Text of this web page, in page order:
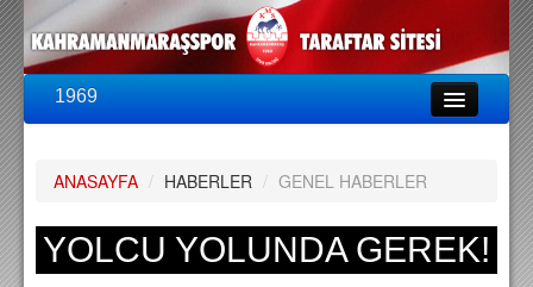
1969
PUAN DURUMU
FİKSTÜR
KADRO
ANASAYFA / HABERLER / GENEL HABERLER
YOLCU YOLUNDA GEREK!